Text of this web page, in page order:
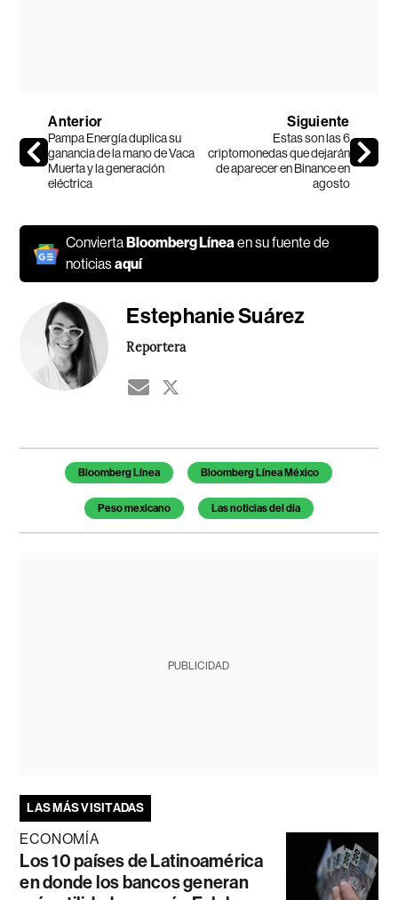
Anterior
Pampa Energía duplica su
ganancia de la mano de Vaca
Muerta y la generación
eléctrica
Siguiente
Estas son las 6
criptomonedas que dejarán
de aparecer en Binance en
agosto
Convierta Bloomberg Líneaen su fuente de
noticiasaquí
Estephanie Suárez
Reportera
Temas de este artículo
Bloomberg Línea Bloomberg Línea México
Peso mexicano Las noticias del día
PUBLICIDAD
LAS MÁS VISITADAS
ECONOMÍA
Los 10 países de Latinoamérica
en donde los bancos generan